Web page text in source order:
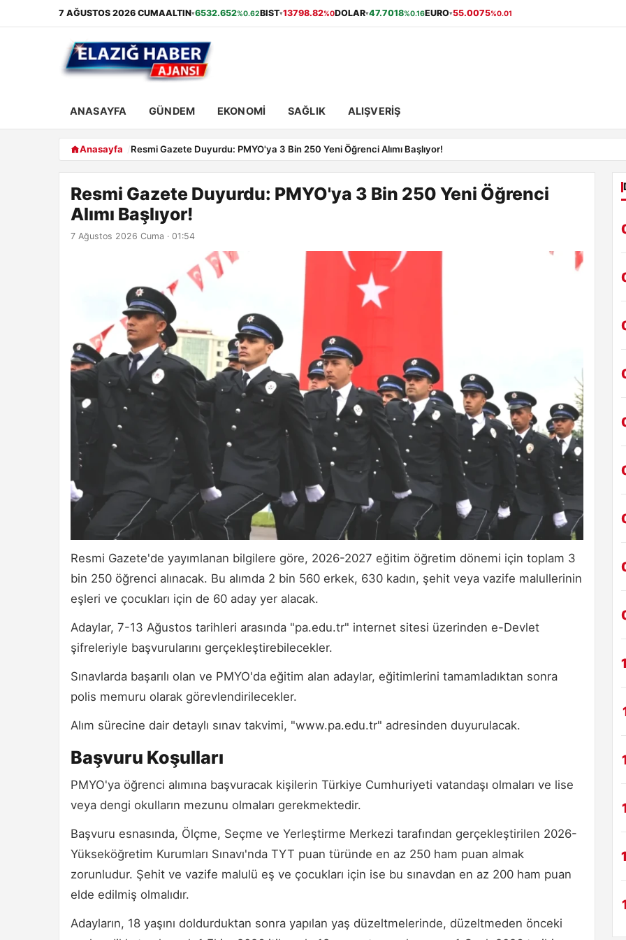
7 AĞUSTOS 2026 CUMAALTIN▾6532.652%0.62BIST▾13798.82%0DOLAR▾47.7018%0.16EURO▾55.0075%0.01
ANASAYFA GÜNDEM EKONOMI SAĞLIK ALIŞVERIŞ
Anasayfa Resmi Gazete Duyurdu: PMYO'ya 3 Bin 250 Yeni Öğrenci Alımı Başlıyor!
Resmi Gazete Duyurdu: PMYO'ya 3 Bin 250 Yeni Öğrenci
Alımı Başlıyor!
7 Ağustos 2026 Cuma · 01:54
Resmi Gazete'de yayımlanan bilgilere göre, 2026-2027 eğitim öğretim dönemi için toplam 3
bin 250 öğrenci alınacak. Bu alımda 2 bin 560 erkek, 630 kadın, şehit veya vazife malullerinin
eşleri ve çocukları için de 60 aday yer alacak.
Adaylar, 7-13 Ağustos tarihleri arasında "pa.edu.tr" internet sitesi üzerinden e-Devlet
şifreleriyle başvurularını gerçekleştirebilecekler.
Sınavlarda başarılı olan ve PMYO'da eğitim alan adaylar, eğitimlerini tamamladıktan sonra
polis memuru olarak görevlendirilecekler.
Alım sürecine dair detaylı sınav takvimi, "www.pa.edu.tr" adresinden duyurulacak.
Başvuru Koşulları
PMYO'ya öğrenci alımına başvuracak kişilerin Türkiye Cumhuriyeti vatandaşı olmaları ve lise
veya dengi okulların mezunu olmaları gerekmektedir.
Başvuru esnasında, Ölçme, Seçme ve Yerleştirme Merkezi tarafından gerçekleştirilen 2026-
Yükseköğretim Kurumları Sınavı'nda TYT puan türünde en az 250 ham puan almak
zorunludur. Şehit ve vazife malulü eş ve çocukları için ise bu sınavdan en az 200 ham puan
elde edilmiş olmalıdır.
Adayların, 18 yaşını doldurduktan sonra yapılan yaş düzeltmelerinde, düzeltmeden önceki